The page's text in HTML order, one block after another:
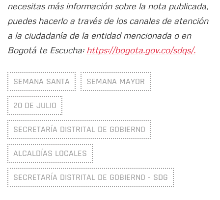
necesitas más información sobre la nota publicada,
puedes hacerlo a través de los canales de atención
a la ciudadanía de la entidad mencionada o en
Bogotá te Escucha: https://bogota.gov.co/sdqs/.
SEMANA SANTA SEMANA MAYOR
20 DE JULIO
SECRETARÍA DISTRITAL DE GOBIERNO
ALCALDÍAS LOCALES
SECRETARÍA DISTRITAL DE GOBIERNO - SDG